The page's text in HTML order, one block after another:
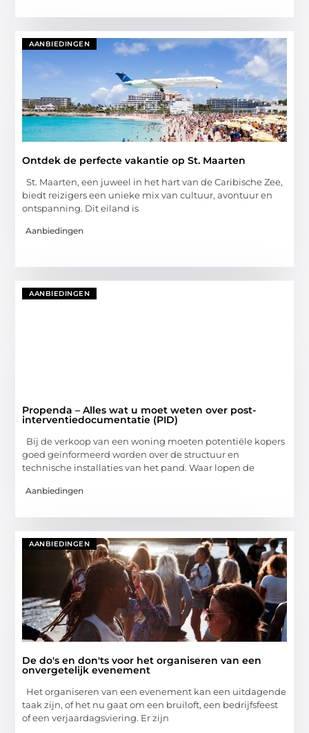
AANBIEDINGEN
Ontdek de perfecte vakantie op St. Maarten
St. Maarten, een juweel in het hart van de Caribische Zee,
biedt reizigers een unieke mix van cultuur, avontuur en
ontspanning. Dit eiland is
Aanbiedingen
AANBIEDINGEN
Propenda – Alles wat u moet weten over post-
interventiedocumentatie (PID)
Bij de verkoop van een woning moeten potentiële kopers
goed geïnformeerd worden over de structuur en
technische installaties van het pand. Waar lopen de
Aanbiedingen
AANBIEDINGEN
De do's en don'ts voor het organiseren van een
onvergetelijk evenement
Het organiseren van een evenement kan een uitdagende
taak zijn, of het nu gaat om een bruiloft, een bedrijfsfeest
of een verjaardagsviering. Er zijn